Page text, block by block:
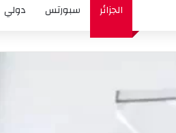
الجزائر سبورتس دولي